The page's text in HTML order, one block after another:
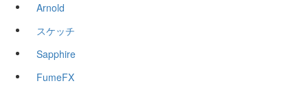
Arnold
スケッチ
Sapphire
FumeFX